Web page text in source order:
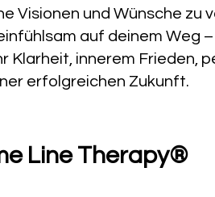
Visionen und Wünsche zu
auf deinem Weg
Klarheit, innerem Frieden,
erfolgreichen Zukunft.
Line Therapy®